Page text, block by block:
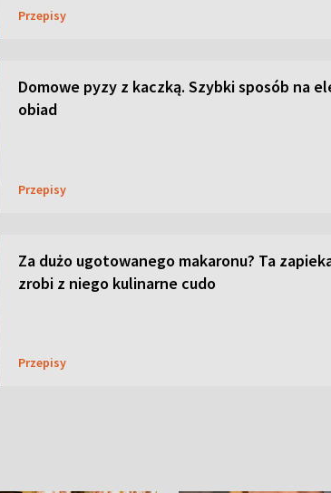
Przepisy
Domowe pyzy z kaczką. Szybki sposób na
obiad
Przepisy
Za dużo ugotowanego makaronu? Ta
zrobi z niego kulinarne cudo
Przepisy